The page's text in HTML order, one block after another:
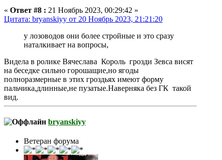
« Ответ #8 : 21 Ноябрь 2023, 00:29:42 »
Цитата: bryanskiyy от 20 Ноябрь 2023, 21:21:20
у лозоводов они более стройные и это сразу
наталкивает на вопросы,
Видела в ролике Вячеслава Король грозди Зевса висят
на беседке сильно горошащие,но ягоды
полноразмерные в этих гроздьях имеют форму
пальчика,длинные,не пузатые.Наверняка без ГК такой
вид.
bryanskiyy
Ветеран форума